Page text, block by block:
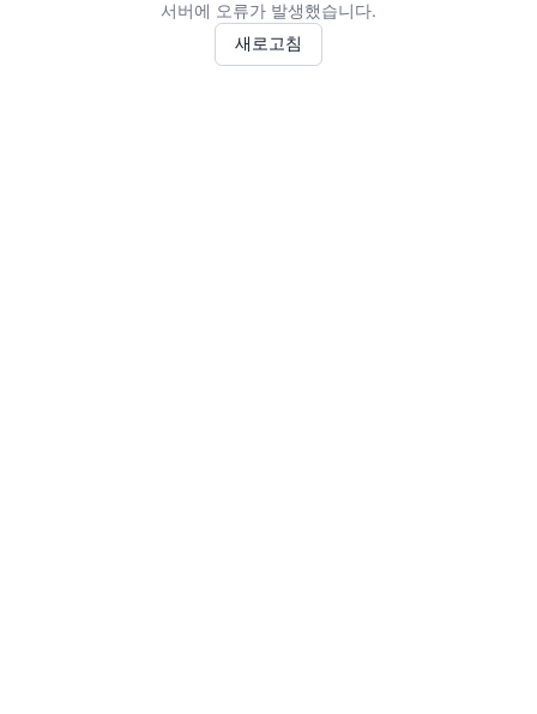
서버에 오류가 발생했습니다.
새로고침